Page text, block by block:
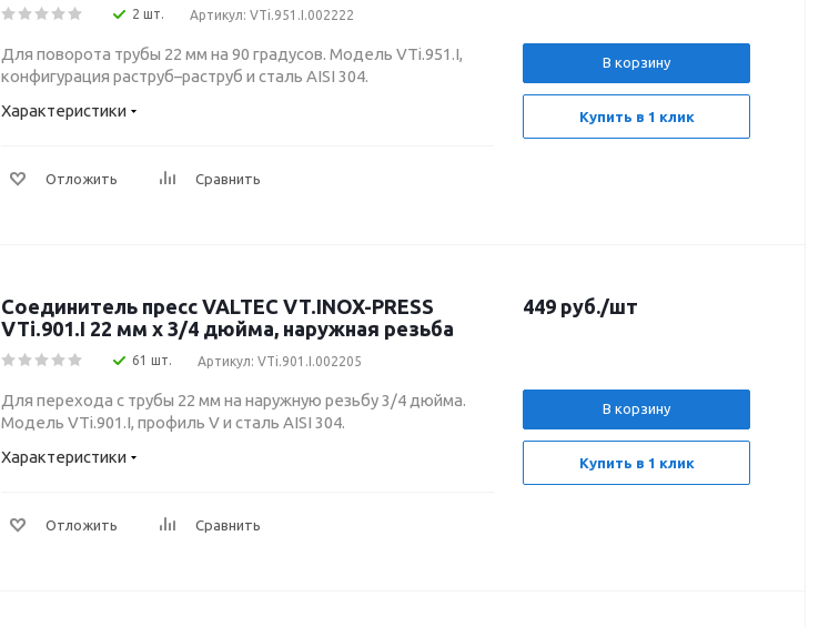
2 шт. Артикул: VTi.951.I.002222
Для поворота трубы 22 мм на 90 градусов. Модель VTi.951.I,
конфигурация раструб–раструб и сталь AISI 304.
Характеристики
Отложить Сравнить
В корзину
Купить в 1 клик
Соединитель пресс VALTEC VT.INOX-PRESS
VTi.901.I 22 мм x 3/4 дюйма, наружная резьба
61 шт. Артикул: VTi.901.I.002205
Для перехода с трубы 22 мм на наружную резьбу 3/4 дюйма.
Модель VTi.901.I, профиль V и сталь AISI 304.
Характеристики
Отложить Сравнить
449 руб./шт
В корзину
Купить в 1 клик